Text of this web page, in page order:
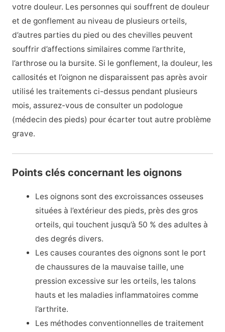
votre douleur. Les personnes qui souffrent de douleur
et de gonflement au niveau de plusieurs orteils,
d’autres parties du pied ou des chevilles peuvent
souffrir d’affections similaires comme l’arthrite,
l’arthrose ou la bursite. Si le gonflement, la douleur, les
callosités et l’oignon ne disparaissent pas après avoir
utilisé les traitements ci-dessus pendant plusieurs
mois, assurez-vous de consulter un podologue
(médecin des pieds) pour écarter tout autre problème
grave.
Points clés concernant les oignons
Les oignons sont des excroissances osseuses
situées à l’extérieur des pieds, près des gros
orteils, qui touchent jusqu’à 50 % des adultes à
des degrés divers.
Les causes courantes des oignons sont le port
de chaussures de la mauvaise taille, une
pression excessive sur les orteils, les talons
hauts et les maladies inflammatoires comme
l’arthrite.
Les méthodes conventionnelles de traitement